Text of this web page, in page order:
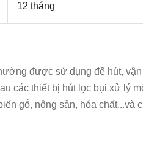
12 tháng
được sử dụng để hút,
các thiết bị hút lọc bụi xử lý
gỗ, nông sản, hóa chất...và